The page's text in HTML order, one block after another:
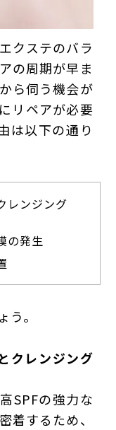
クステのバラ
の周期が早ま
ら伺う機会が
リペアが必要
は以下の通り
レンジング
の発生
。
クレンジング
SPFの強力な
着するため、